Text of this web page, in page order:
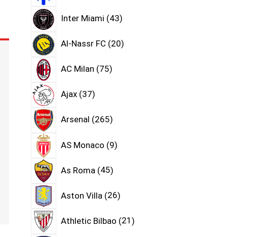
Inter Miami 43
Al-Nassr FC 20
AC Milan 75
Ajax 37
Arsenal 265
AS Monaco 9
As Roma 45
Aston Villa 26
Athletic Bilbao 21